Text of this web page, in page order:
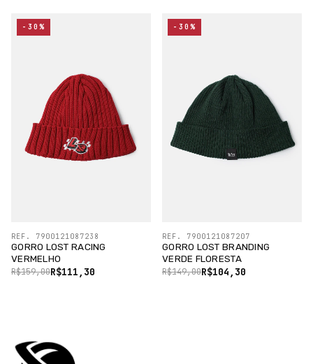
GORRO LOST RACING
VERMELHO
R$111,30
R$159,00
REF. 7900121087238
-30%
GORRO LOST BRANDING
VERDE FLORESTA
R$104,30
R$149,00
REF. 7900121087207
-30%